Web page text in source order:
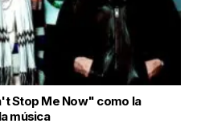
Stop Me Now" como la
música